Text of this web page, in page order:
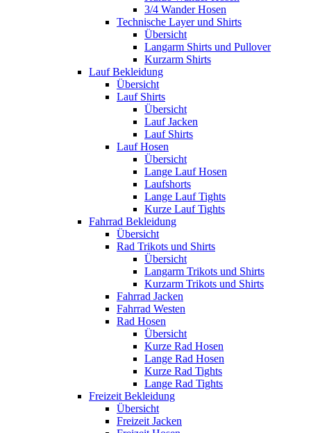
3/4 Wander Hosen
Technische Layer und Shirts
Übersicht
Langarm Shirts und Pullover
Kurzarm Shirts
Lauf Bekleidung
Übersicht
Lauf Shirts
Übersicht
Lauf Jacken
Lauf Shirts
Lauf Hosen
Übersicht
Lange Lauf Hosen
Laufshorts
Lange Lauf Tights
Kurze Lauf Tights
Fahrrad Bekleidung
Übersicht
Rad Trikots und Shirts
Übersicht
Langarm Trikots und Shirts
Kurzarm Trikots und Shirts
Fahrrad Jacken
Fahrrad Westen
Rad Hosen
Übersicht
Kurze Rad Hosen
Lange Rad Hosen
Kurze Rad Tights
Lange Rad Tights
Freizeit Bekleidung
Übersicht
Freizeit Jacken